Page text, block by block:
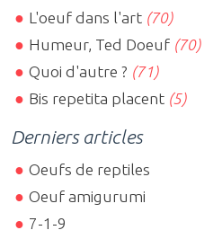
L'oeuf dans l'art (70)
Humeur, Ted Doeuf (70)
Quoi d'autre ? (71)
Bis repetita placent (5)
Derniers articles
Oeufs de reptiles
Oeuf amigurumi
7-1-9